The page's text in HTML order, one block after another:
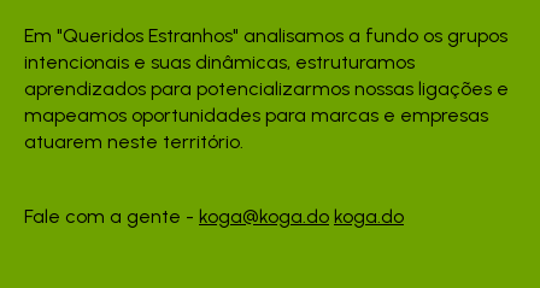
Em "Queridos Estranhos" analisamos a fundo os grupos
intencionais e suas dinâmicas, estruturamos
aprendizados para potencializarmos nossas ligações e
mapeamos oportunidades para marcas e empresas
atuarem neste território.
Fale com a gente - koga@koga.do koga.do